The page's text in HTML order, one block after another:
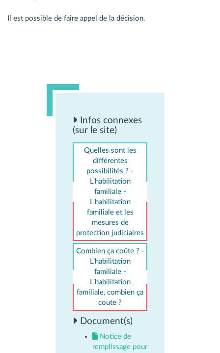
Il est possible de faire appel de la décision.
Infos connexes
(sur le site)
Quelles sont les
différentes
possibilités ? -
L’habilitation
familiale -
L'habilitation
familiale et les
mesures de
protection judiciaires
Combien ça coûte ? -
L’habilitation
familiale -
L’habilitation
familiale, combien ça
coute ?
Document(s)
Notice de
remplissage pour